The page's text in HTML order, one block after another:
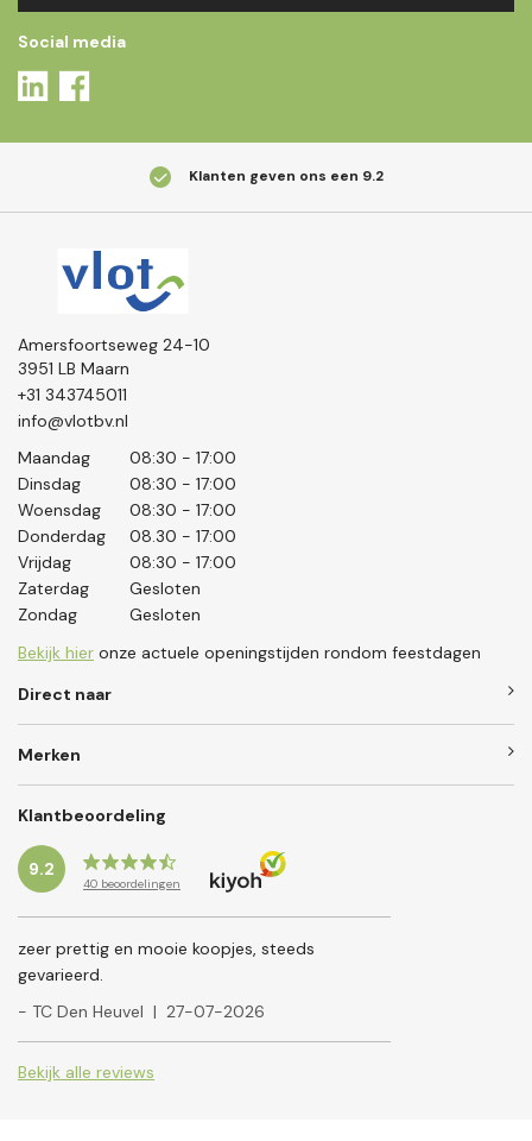
Social media
Klanten geven ons een 9.2
Amersfoortseweg 24-10
3951 LB Maarn
+31 343745011
info@vlotbv.nl
Maandag
08:30 - 17:00
Dinsdag
08:30 - 17:00
Woensdag
08:30 - 17:00
Donderdag
08.30 - 17:00
Vrijdag
08:30 - 17:00
Zaterdag
Gesloten
Zondag
Gesloten
Bekijk hier onze actuele openingstijden rondom feestdagen
Direct naar
Merken
Klantbeoordeling
9.2
40 beoordelingen
zeer prettig en mooie koopjes, steeds
gevarieerd.
- TC Den Heuvel | 27-07-2026
Bekijk alle reviews